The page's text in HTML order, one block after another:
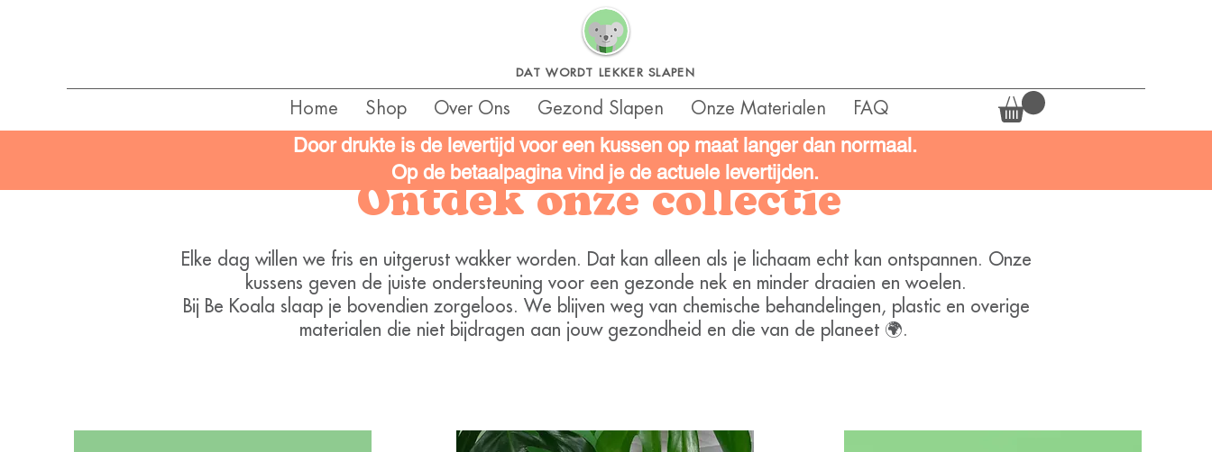
DAT WORDT LEKKER SLAPEN
Home Shop Over Ons Gezond Slapen Onze Materialen FAQ
Ontdek onze collectie
Elke dag willen we fris en uitgerust wakker worden. Dat kan alleen als je lichaam echt kan ontspannen. Onze
kussens geven de juiste ondersteuning voor een gezonde nek en minder draaien en woelen.
Bij Be Koala slaap je bovendien zorgeloos. We blijven weg van chemische behandelingen, plastic en overige
materialen die niet bijdragen aan jouw gezondheid en die van de planeet 🌍.
Door drukte is de levertijd voor een kussen op maat langer dan normaal.
Op de betaalpagina vind je de actuele levertijden.